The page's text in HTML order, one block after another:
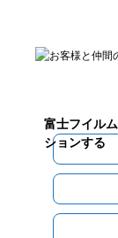
富士フイル
ションする